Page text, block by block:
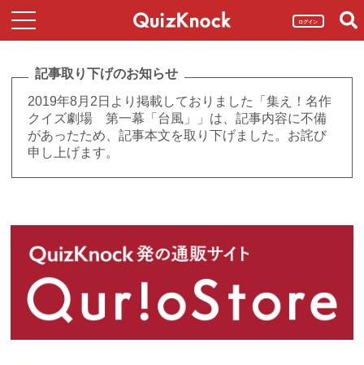
ログイン
記事取り下げのお知らせ
2019年8月2日より掲載しておりました「集え！名作
クイズ劇場 第一幕「台風」」は、記事内容に不備
があったため、記事本文を取り下げました。お詫び
申し上げます。